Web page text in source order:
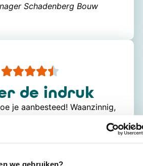
Schadenberg Bouw
de indruk
je aanbesteed! Waanzinnig,
de fijne sfeer in
samenwerking.”